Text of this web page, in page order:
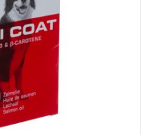
(15°C -